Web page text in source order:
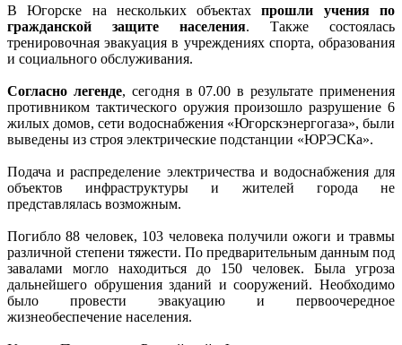
В Югорске на нескольких объектахпрошли учения по
гражданской защите населения. Также состоялась
тренировочная эвакуация в учреждениях спорта, образования
и социального обслуживания.
Согласно легенде, сегодня в 07.00 в результате применения
противником тактического оружия произошло разрушение 6
жилых домов, сети водоснабжения «Югорскэнергогаза», были
выведены из строя электрические подстанции «ЮРЭСКа».
Подача и распределение электричества и водоснабжения для
объектов инфраструктуры и жителей города не
представлялась возможным.
Погибло 88 человек, 103 человека получили ожоги и травмы
различной степени тяжести. По предварительным данным под
завалами могло находиться до 150 человек. Была угроза
дальнейшего обрушения зданий и сооружений. Необходимо
было провести эвакуацию и первоочередное
жизнеобеспечение населения.